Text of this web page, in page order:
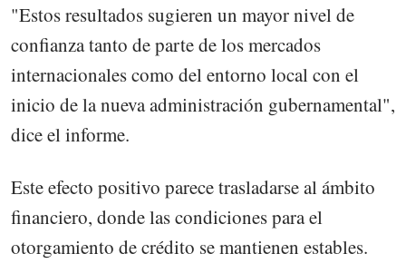
"Estos resultados sugieren un mayor nivel de
confianza tanto de parte de los mercados
internacionales como del entorno local con el
inicio de la nueva administración gubernamental",
dice el informe.
Este efecto positivo parece trasladarse al ámbito
financiero, donde las condiciones para el
otorgamiento de crédito se mantienen estables.